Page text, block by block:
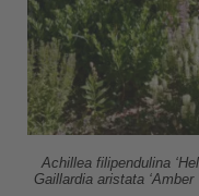
Achillea filipendulina
Gaillardia aristata